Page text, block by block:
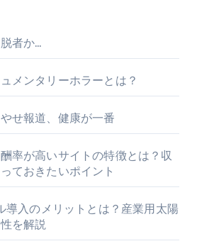
者か…
メンタリーホラーとは？
せ報道、健康が一番
率が高いサイトの特徴とは？収
ておきたいポイント
導入のメリットとは？産業用太陽
を解説